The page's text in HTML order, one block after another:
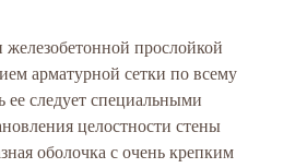
железобетонной прослойкой
арматурной сетки по всему
ее следует специальными
целостности стены
оболочка с очень крепким